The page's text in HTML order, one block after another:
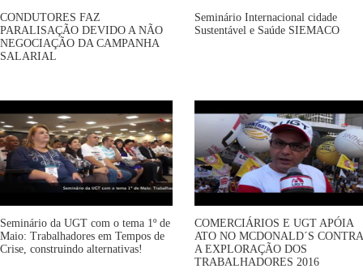
CONDUTORES FAZ
PARALISAÇÃO DEVIDO A NÃO
NEGOCIAÇÃO DA CAMPANHA
SALARIAL
Seminário Internacional cidade
Sustentável e Saúde SIEMACO
Seminário da UGT com o tema 1º de
Maio: Trabalhadores em Tempos de
Crise, construindo alternativas!
COMERCIÁRIOS E UGT APÓIA
ATO NO MCDONALD´S CONTRA
A EXPLORAÇÃO DOS
TRABALHADORES 2016